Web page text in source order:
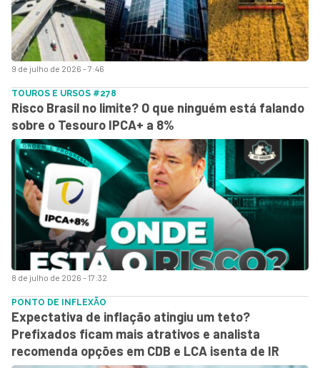
9 de julho de 2026 - 7:46
8 de julho de 2026 - 17:32
TOUROS E URSOS #278
Risco Brasil no limite? O que ninguém está falando
sobre o Tesouro IPCA+ a 8%
PONTO DE INFLEXÃO
Expectativa de inflação atingiu um teto?
Prefixados ficam mais atrativos e analista
recomenda opções em CDB e LCA isenta de IR